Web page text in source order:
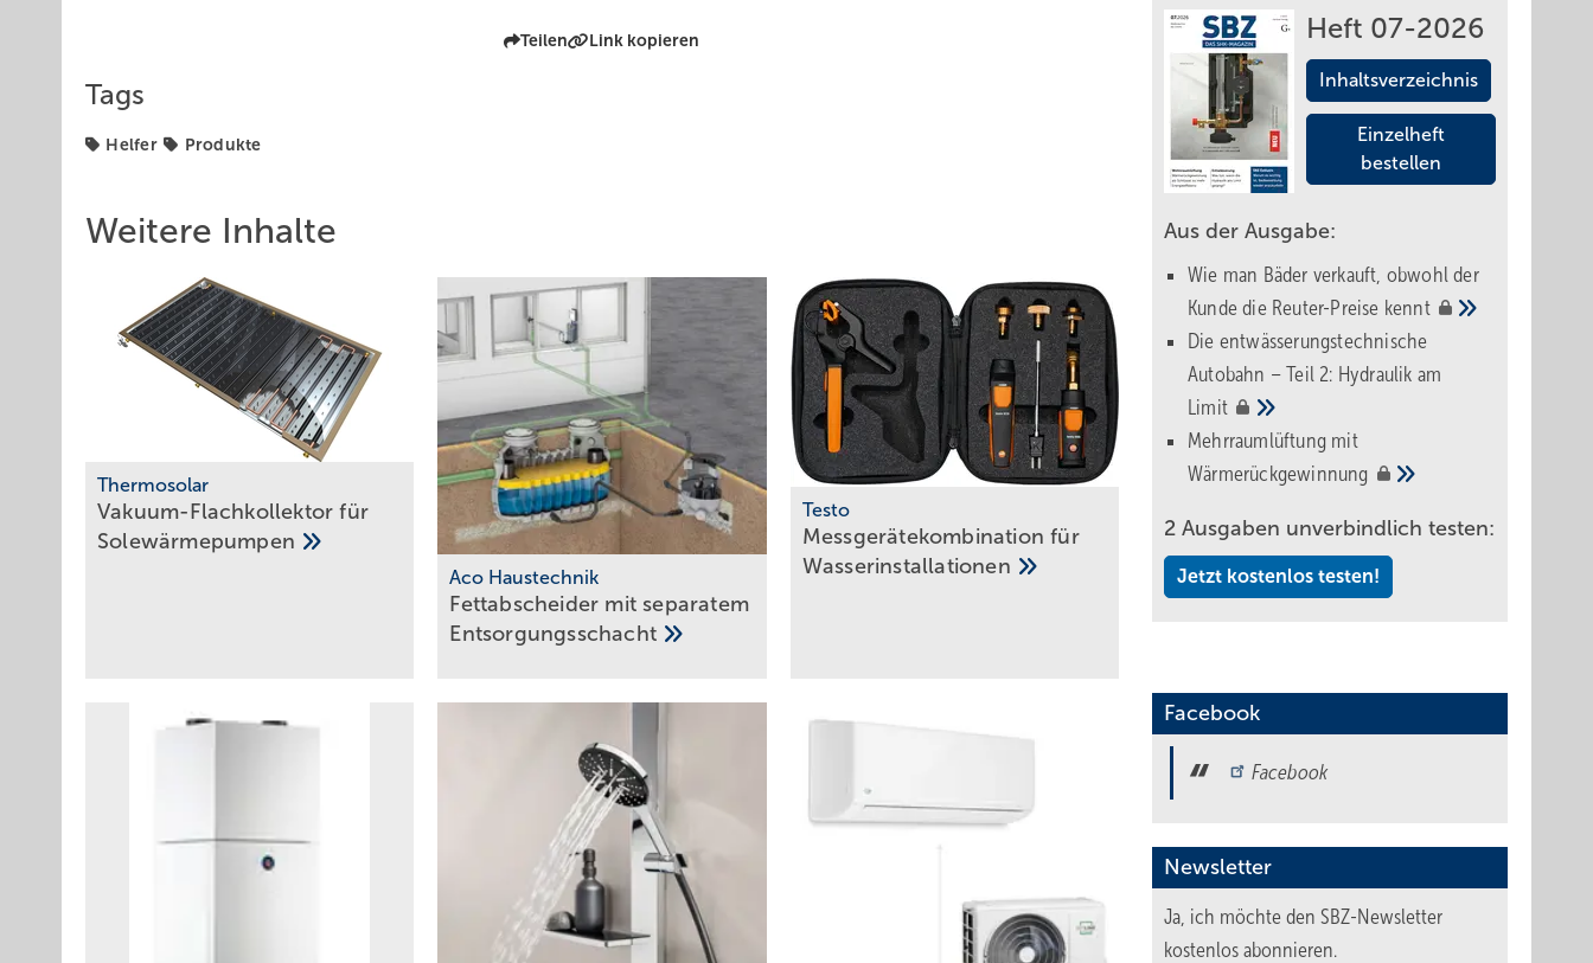
Teilen Link kopieren
Tags
Helfer Produkte
Weitere Inhalte
Therm osolar
Vakuum-Flachkollektor für
Solewärmepumpen
Aco Haustechnik
Fettabscheider mit separatem
Entsorgungsschacht
T esto
Messgerätekombination für
Wasserinstallationen
Heft 07-2026
Inhaltsverzeichnis
Einzelheft
bestellen
Aus der Ausgabe:
Wie man Bäder verkauft, obwohl der
Kunde die Reuter-Preise kennt
Die entwässerungstechnische
Autobahn – Teil 2: Hydraulik am
Limit
Mehrraumlüftung mit
Wärmerückgewinnung
2 Ausgaben unverbindlich testen:
Jetzt kostenlos testen!
Facebook
Facebook
Newsletter
Ja, ich möchte den SBZ-Newsletter
kostenlos abonnieren.